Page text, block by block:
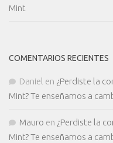
Mint
COMENTARIOS RECIENTES
Daniel en ¿Perdiste la
Mint? Te enseñamos a
Mauro en ¿Perdiste la
Mint? Te enseñamos a